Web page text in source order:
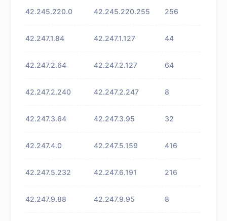
42.245.220.0 42.245.220.255 256
42.247.1.84 42.247.1.127 44
42.247.2.64 42.247.2.127 64
42.247.2.240 42.247.2.247 8
42.247.3.64 42.247.3.95 32
42.247.4.0 42.247.5.159 416
42.247.5.232 42.247.6.191 216
42.247.9.88 42.247.9.95 8